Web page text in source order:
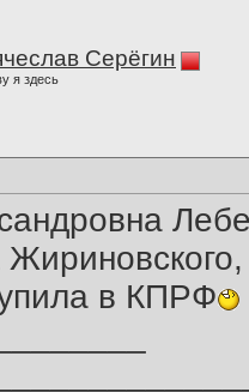
Серёгин
я здесь
в КПРФ